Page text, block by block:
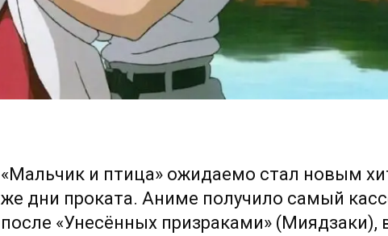
«Мальчик и птица» ожидаемо стал новым
же дни проката. Аниме получило самый
после «Унесённых призраками» (Миядзаки),